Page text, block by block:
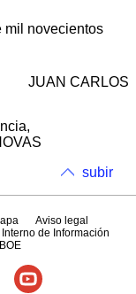
mil novecientos
JUAN CARLOS
subir
Aviso legal
de Información